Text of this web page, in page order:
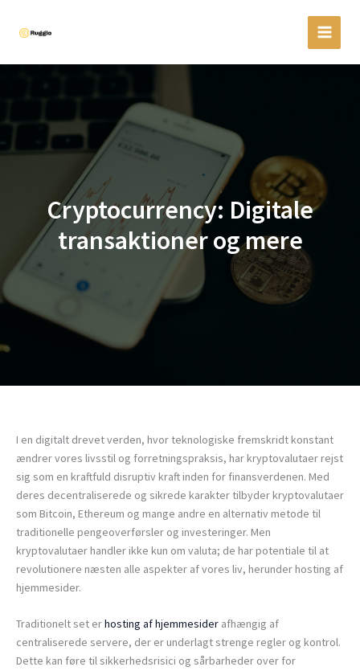
Cryptocurrency: Digitale
transaktioner og mere
I en digitalt drevet verden, hvor teknologiske fremskridt konstant
ændrer vores livsstil og forretningspraksis, har kryptovalutaer rejst
sig som en kraftfuld disruptiv kraft inden for finansverdenen. Med
deres decentraliserede og sikrede karakter tilbyder kryptovalutaer
som Bitcoin, Ethereum og mange andre en alternativ metode til
traditionelle pengeoverførsler og investeringer. Men
kryptovalutaer handler ikke kun om valuta; de har potentiale til at
revolutionere næsten alle aspekter af vores liv, herunder hosting af
hjemmesider.
Traditionelt set erhosting af hjemmesider afhængig af
centraliserede servere, der er underlagt strenge regler og kontrol.
Dette kan føre til sikkerhedsrisici og sårbarheder over for